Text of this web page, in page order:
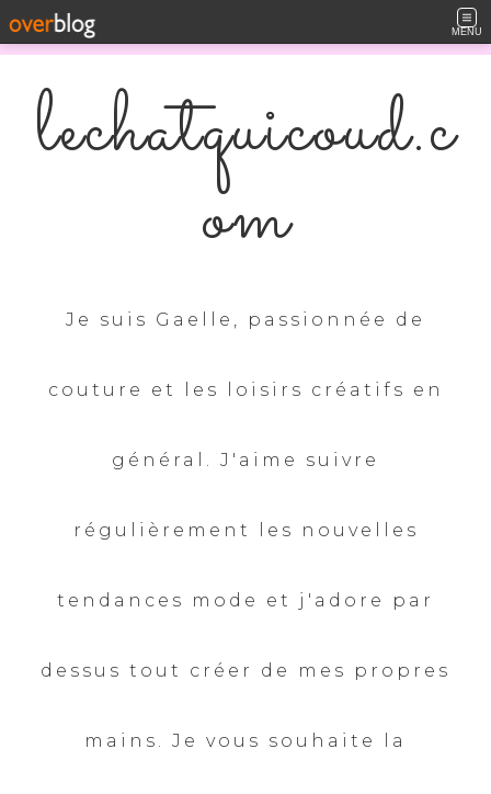
MENU
lechatquicoud.c
om
Je suis Gaelle, passionnée de
couture et les loisirs créatifs en
général. J'aime suivre
régulièrement les nouvelles
tendances mode et j'adore par
dessus tout créer de mes propres
mains. Je vous souhaite la